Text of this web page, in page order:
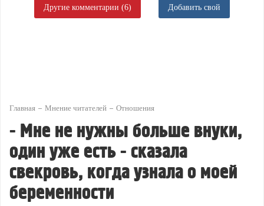
Другие комментарии (6) Добавить свой
Главная Мнение читателей Отношения
- Мне не нужны больше внуки,
один уже есть - сказала
свекровь, когда узнала о моей
беременности